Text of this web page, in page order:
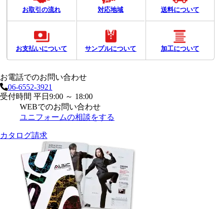
お取引の流れ 対応地域 送料について
お支払いについて サンプルについて 加工について
お電話でのお問い合わせ
06-6552-3921
受付時間 平日9:00 ～ 18:00
WEBでのお問い合わせ
ユニフォームの相談をする
カタログ請求